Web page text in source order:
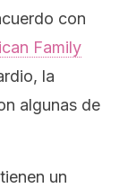
con
Family
la
algunas de
un